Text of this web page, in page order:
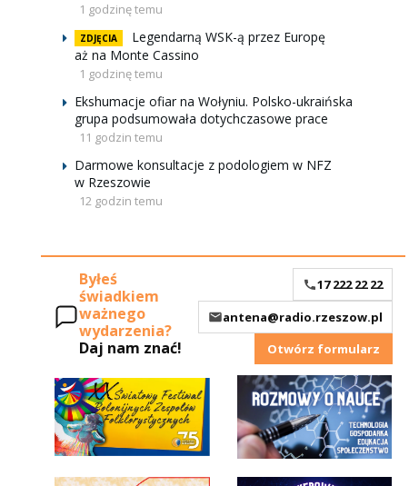
1 godzinę temu
ZDJĘCIA
Legendarną WSK-ą przez Europę
aż na Monte Cassino
1 godzinę temu
Ekshumacje ofiar na Wołyniu. Polsko-ukraińska
grupa podsumowała dotychczasowe prace
11 godzin temu
Darmowe konsultacje z podologiem w NFZ
w Rzeszowie
12 godzin temu
Byłeś
świadkiem
ważnego
wydarzenia?
Daj nam znać!
17 222 22 22
antena@radio.rzeszow.pl
Otwórz formularz